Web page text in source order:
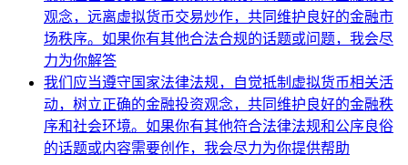
观念，远离虚拟货币交易炒作，共同维护良好的金融市
场秩序。如果你有其他合法合规的话题或问题，我会尽
力为你解答
我们应当遵守国家法律法规，自觉抵制虚拟货币相关活
动，树立正确的金融投资观念，共同维护良好的金融秩
序和社会环境。如果你有其他符合法律法规和公序良俗
的话题或内容需要创作，我会尽力为你提供帮助